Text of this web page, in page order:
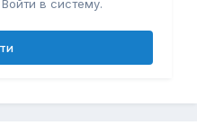
в систему.